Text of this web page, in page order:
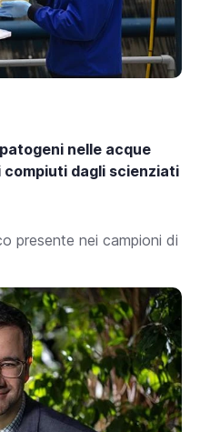
nelle acque
dagli scienziati
presente nei campioni di